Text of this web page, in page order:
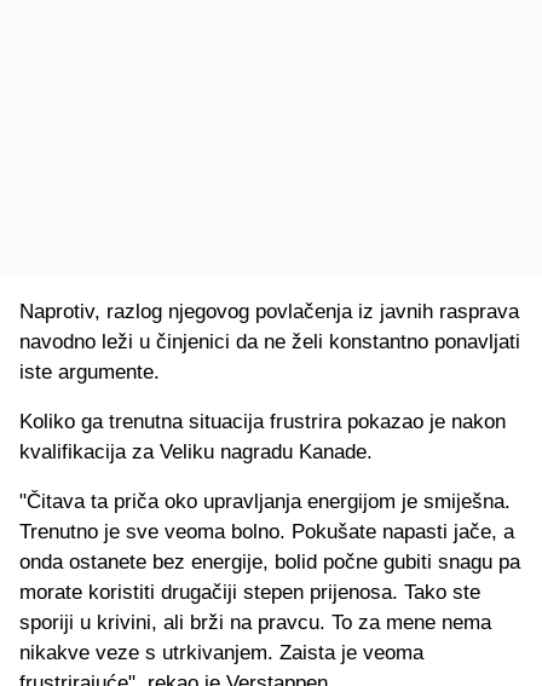
Naprotiv, razlog njegovog povlačenja iz javnih rasprava
navodno leži u činjenici da ne želi konstantno ponavljati
iste argumente.
Koliko ga trenutna situacija frustrira pokazao je nakon
kvalifikacija za Veliku nagradu Kanade.
"Čitava ta priča oko upravljanja energijom je smiješna.
Trenutno je sve veoma bolno. Pokušate napasti jače, a
onda ostanete bez energije, bolid počne gubiti snagu pa
morate koristiti drugačiji stepen prijenosa. Tako ste
sporiji u krivini, ali brži na pravcu. To za mene nema
nikakve veze s utrkivanjem. Zaista je veoma